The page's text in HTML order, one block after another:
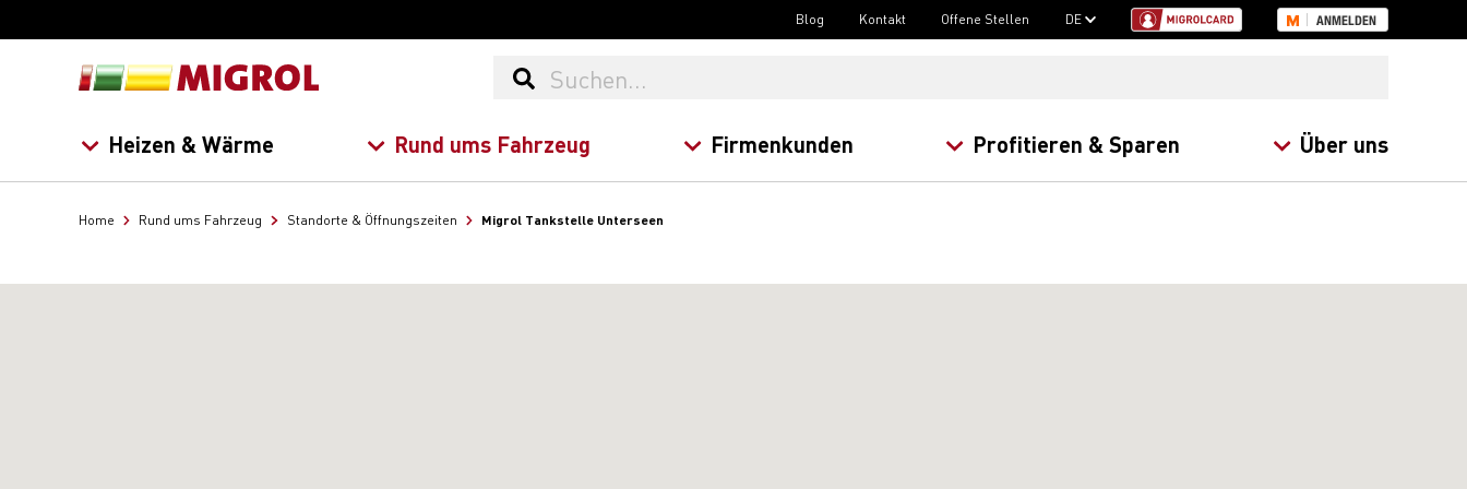
Blog Kontakt Offene Stellen DE ANMELDEN
Heizen & Wärme Rund ums Fahrzeug Firmenkunden Profitieren & Sparen Über uns
Home Rund ums Fahrzeug Standorte & Öffnungszeiten Migrol Tankstelle Unterseen